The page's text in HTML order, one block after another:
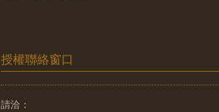
授權聯絡窗口
請洽：